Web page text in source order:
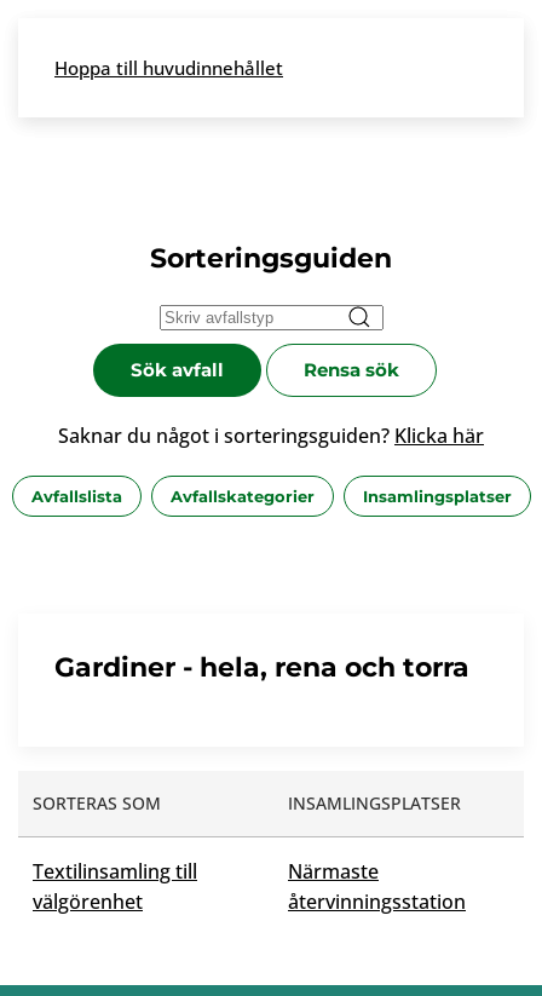
Skip to main content
Hoppa till huvudinnehållet
Sorteringsguiden
Sök avfall Rensa sök
Saknar du något i sorteringsguiden? Klicka här
Avfallslista Avfallskategorier Insamlingsplatser
Gardiner - hela, rena och torra
SORTERAS SOM INSAMLINGSPLATSER
Textilinsamling till
välgörenhet
Närmaste
återvinningsstation